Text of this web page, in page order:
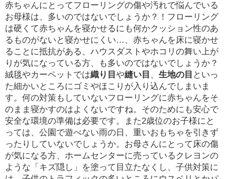
赤ちゃんにとってフローリングの傷や汚れで悩んでいる
お母様は、多いのではないでしょうか？！フローリング
は硬くて赤ちゃんを寝かせるにも何かクッション性のあ
るものがないと寝かせにくい…、赤ちゃんを床に寝かせ
ることに抵抗がある、ハウスダストやホコリの舞い上が
りが気になっている方、も多いのではないでしょうか？
絨毯やカーペットでは織り目 や縫い目 、 生地の目 といっ
た細かいところにゴミやほこりが入り込んでしまいま
す。何の対策もしていないフローリングに赤ちゃんをそ
のまま寝かすのはよくないですね。そのためにも安心で
安全な環境の準備は必要です。また2歳位のお子様にと
っては、公園で遊べない雨の日、重いおもちゃを引きず
ったりしていないでしょうか。お母さんにとって床の傷
が気になる方、ホームセンターに売っているクレヨンの
ような「キズ隠し」を塗って目立たなくし、子供対策に